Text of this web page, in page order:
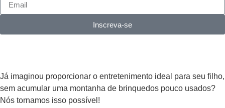
Inscreva-se
Já imaginou proporcionar o entretenimento ideal para seu filho,
sem acumular uma montanha de brinquedos pouco usados?
Nós tornamos isso possível!